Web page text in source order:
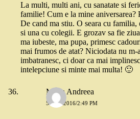
La multi, multi ani, cu sanatate si
familie! Cum e la mine aniversarea?
De cand ma stiu. O seara cu familia,
si una cu colegii. E grozav sa fie
ma iubeste, ma pupa, primesc
mai frumos de atat? Niciodata nu m-
imbatranesc, ci doar ca mai
intelepciune si minte mai multa! 🙂
Maria Andreea
5 MAI 2016/2:49 PM